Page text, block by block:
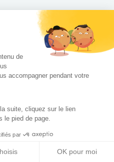
de
accompagner pendant votre
suite, cliquez sur le lien
le pied de page.
par
OK pour moi